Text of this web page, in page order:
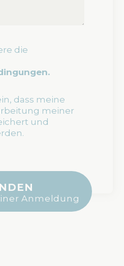
die
dass meine
meiner
und
Anmeldung